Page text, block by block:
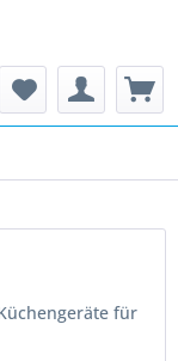
für